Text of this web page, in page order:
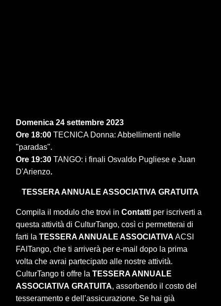
Domenica 24 settembre 2023
Ore 18:00 TECNICA Donna: Abbellimenti nelle
"paradas".
Ore 19:30 TANGO: i finali Osvaldo Pugliese e Juan
D'Arienzo.
TESSERA ANNUALE ASSOCIATIVA GRATUITA
Compila il modulo che trovi inContatti per iscriverti a
questa attività di CulturTango, così ci permetterai di
farti laTESSERA ANNUALE ASSOCIATIVA ACSI
FAITango, che ti arriverà per e-mail dopo la prima
volta che avrai partecipato alle nostre attività.
CulturTango ti offre laTESSERA ANNUALE
ASSOCIATIVA GRATUITA, assorbendo il costo del
tesseramento e dell’assicurazione. Se hai già